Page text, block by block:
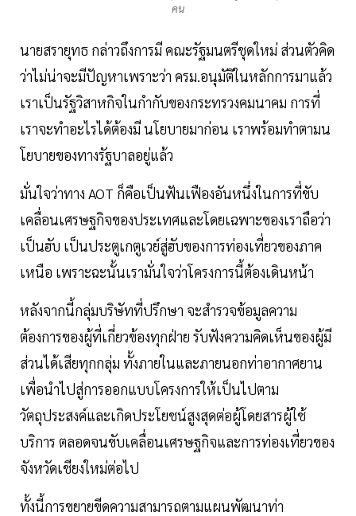
คน
นายสรายุทธ กล่าวถึงการมี คณะรัฐมนตรีชุดใหม่ ส่วนตัวคิด
ว่าไม่น่าจะมีปัญหาเพราะว่า ครม.อนุมัติในหลักการมาแล้ว
เราเป็นรัฐวิสาหกิจในกำกับของกระทรวงคมนาคม การที่
เราจะทำอะไรได้ต้องมี นโยบายมาก่อน เราพร้อมทำตามน
โยบายของทางรัฐบาลอยู่แล้ว
มั่นใจว่าทาง AOT ก็คือเป็นฟันเฟืองอันหนึ่งในการที่ขับ
เคลื่อนเศรษฐกิจของประเทศและโดยเฉพาะของเราถือว่า
เป็นฮับ เป็นประตูเกตูเวย์สู่ฮับของการท่องเที่ยวของภาค
เหนือ เพราะฉะนั้นเรามั่นใจว่าโครงการนี้ต้องเดินหน้า
หลังจากนี้กลุ่มบริษัทที่ปรึกษา จะสำรวจข้อมูลความ
ต้องการของผู้ที่เกี่ยวข้องทุกฝ่าย รับฟังความคิดเห็นของผู้มี
ส่วนได้เสียทุกกลุ่ม ทั้งภายในและภายนอกท่าอากาศยาน
เพื่อนำไปสู่การออกแบบโครงการให้เป็นไปตาม
วัตถุประสงค์และเกิดประโยชน์สูงสุดต่อผู้โดยสารผู้ใช้
บริการ ตลอดจนขับเคลื่อนเศรษฐกิจและการท่องเที่ยวของ
จังหวัดเชียงใหม่ต่อไป
ทั้งนี้การขยายขีดความสามารถตามแผนพัฒนาท่า